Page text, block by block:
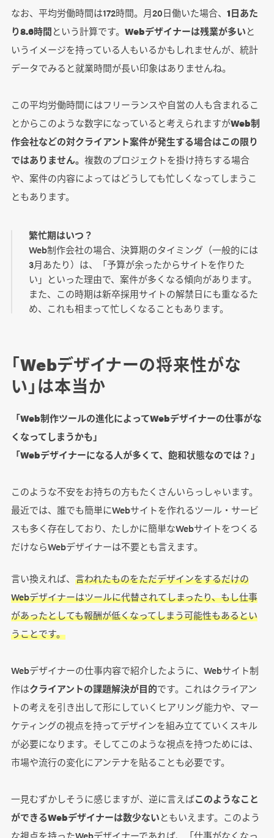
なお、平均労働時間は172時間。月20日働いた場合、 1日あた
り8.6時間という計算です。 Webデザイナーは残業が多いと
いうイメージを持っている人もいるかもしれませんが、統計
データでみると就業時間が長い印象はありませんね。
この平均労働時間にはフリーランスや自営の人も含まれるこ
とからこのような数字になっていると考えられますがWeb制
作会社などの対クライアント案件が発生する場合はこの限り
ではありません。 複数のプロジェクトを掛け持ちする場合
や、案件の内容によってはどうしても忙しくなってしまうこ
ともあります。
繁忙期はいつ？
Web制作会社の場合、決算期のタイミング（一般的には
3月あたり）は、「予算が余ったからサイトを作りた
い」といった理由で、案件が多くなる傾向があります。
また、この時期は新卒採用サイトの解禁日にも重なるた
め、これも相まって忙しくなることもあります。
「Webデザイナーの将来性がな
い」は本当か
「Web制作ツールの進化によってWebデザイナーの仕事がな
くなってしまうかも」
「Webデザイナーになる人が多くて、飽和状態なのでは？」
このような不安をお持ちの方もたくさんいらっしゃいます。
最近では、誰でも簡単にWebサイトを作れるツール・サービ
スも多く存在しており、たしかに簡単なWebサイトをつくる
だけならWebデザイナーは不要とも言えます。
言い換えれば、 言われたものをただデザインをするだけの
Webデザイナーはツールに代替されてしまったり、もし仕事
があったとしても報酬が低くなってしまう可能性もあるとい
うことです。
Webデザイナーの仕事内容で紹介したように、Webサイト制
作はクライアントの課題解決が目的です。これはクライアン
トの考えを引き出して形にしていくヒアリング能力や、マー
ケティングの視点を持ってデザインを組み立てていくスキル
が必要になります。そしてこのような視点を持つためには、
市場や流行の変化にアンテナを貼ることも必要です。
一見むずかしそうに感じますが、逆に言えばこのようなこと
ができるWebデザイナーは数少ないともいえます。このよう
な視点を持ったWebデザイナーであれば、「仕事がなくなっ